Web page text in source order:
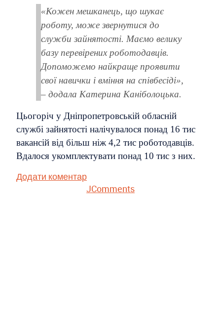
«Кожен мешканець, що шукає
роботу, може звернутися до
служби зайнятості. Маємо велику
базу перевірених роботодавців.
Допоможемо найкраще проявити
свої навички і вміння на співбесіді»,
– додала Катерина Каніболоцька.
Цьогоріч у Дніпропетровській обласній
службі зайнятості налічувалося понад 16 тис
вакансій від більш ніж 4,2 тис роботодавців.
Вдалося укомплектувати понад 10 тис з них.
Додати коментар
JComments